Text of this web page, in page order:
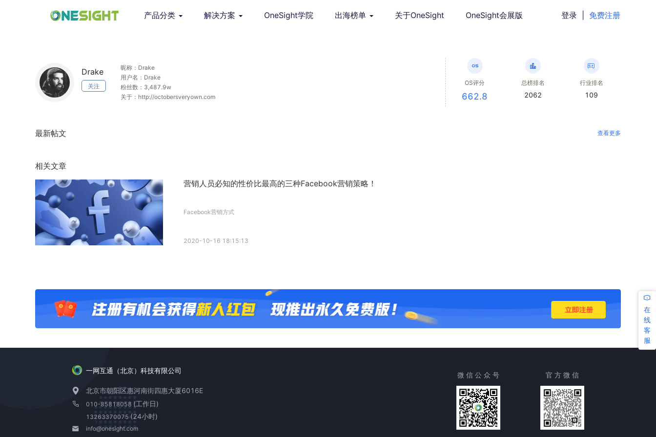
产品分类 解决方案 OneSight学院 出海榜单 关于OneSight OneSight会展版 登录 免费注册
Drake
关注
昵称：Drake
用户名：Drake
粉丝数：3,487.9w
关于：http://octobersveryown.com
OS评分
662.8
总榜排名
2062
行业排名
109
最新帖文 查看更多
相关文章
营销人员必知的性价比最高的三种Facebook营销策略！
Facebook营销方式
2020-10-16 18:15:13
在
线
客
服
一网互通（北京）科技有限公司
北京市朝阳区惠河南街四惠大厦6016E
010-85818058 (工作日)
13263370075(24小时)
info@onesight.com
微 信 公 众 号 官 方 微 信